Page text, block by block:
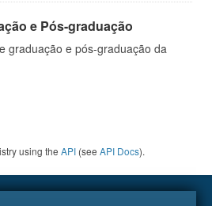
e Pós-graduação
graduação e pós-graduação da
using the API (see API Docs).